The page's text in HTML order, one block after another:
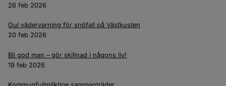
26 feb 2026
Gul vädervarning för snöfall på Västkusten
20 feb 2026
Bli god man – gör skillnad i någons liv!
19 feb 2026